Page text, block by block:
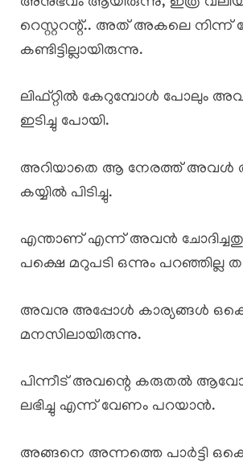
റെസ്റ്ററന്റ്.. അത് അകലെ
കണ്ടിട്ടില്ലായിരുന്നു.
ലിഫ്റ്റിൽ കേറുമ്പോൾ പോലും
ഇടിച്ചു പോയി.
അറിയാതെ ആ നേരത്ത് അവൾ
കയ്യിൽ പിടിച്ചു.
എന്താണ് എന്ന് അവൻ
പക്ഷെ മറുപടി ഒന്നും പറഞ്ഞില്ല
അവനു അപ്പോൾ കാര്യങ്ങൾ
മനസിലായിരുന്നു.
പിന്നീട് അവന്റെ കരുതൽ
ലഭിച്ചു എന്ന് വേണം പറയാൻ.
അങ്ങനെ അന്നത്തെ പാർട്ടി